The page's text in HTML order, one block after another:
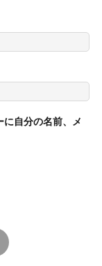
自分の名前、メ